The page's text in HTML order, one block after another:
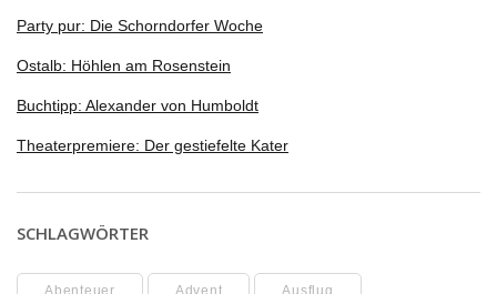
Party pur: Die Schorndorfer Woche
Ostalb: Höhlen am Rosenstein
Buchtipp: Alexander von Humboldt
Theaterpremiere: Der gestiefelte Kater
SCHLAGWÖRTER